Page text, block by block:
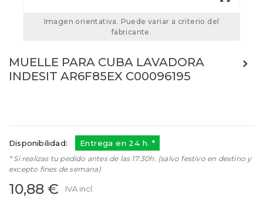
Imagen orientativa. Puede variar a criterio del
fabricante.
MUELLE PARA CUBA LAVADORA
INDESIT AR6F85EX C00096195
Disponibilidad: Entrega en 24 h. *
* Si realizas tu pedido antes de las 17:30h. (salvo festivo en destino y
excepto fines de semana)
10,88 € IVA incl.